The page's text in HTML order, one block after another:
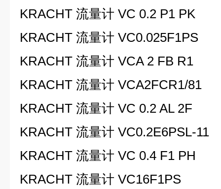
KRACHT 流量计 VC 0.2 P1 PK
KRACHT 流量计 VC0.025F1PS
KRACHT 流量计 VCA 2 FB R1
KRACHT 流量计 VCA2FCR1/81
KRACHT 流量计 VC 0.2 AL 2F
KRACHT 流量计 VC0.2E6PSL-11
KRACHT 流量计 VC 0.4 F1 PH
KRACHT 流量计 VC16F1PS